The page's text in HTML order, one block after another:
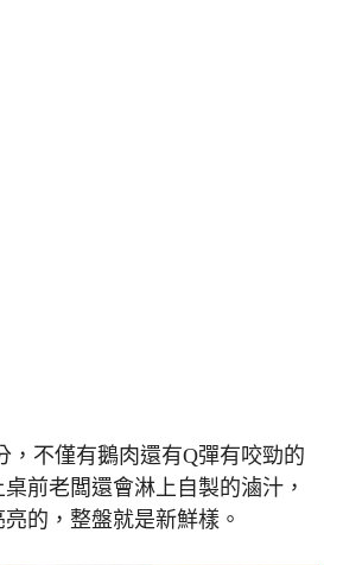
，不僅有鵝肉還有Q彈有咬勁的
前老闆還會淋上自製的滷汁，
的，整盤就是新鮮樣。